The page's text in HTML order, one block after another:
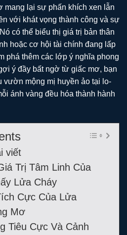
mang lại sự phấn khích xen lẫn
với khát vọng thành công và sự
có thể biểu thị giá trị bản thân
hoặc cơ hội tài chính đang lấp
phá thêm các lớp ý nghĩa phong
ý đầy bất ngờ từ giấc mơ, bạn
vườn mộng mị huyền ảo tại lo-
ánh vàng đều hóa thành hành
viết
Trị Tâm Linh Của
Lửa Cháy
Cực Của Lửa
Mơ
Tiêu Cực Và Cảnh